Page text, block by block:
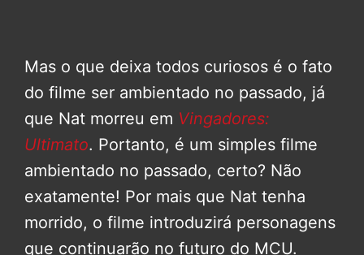
Mas o que deixa todos curiosos é o fato
do filme ser ambientado no passado, já
que Nat morreu em Vingadores:
Ultimato. Portanto, é um simples filme
ambientado no passado, certo? Não
exatamente! Por mais que Nat tenha
morrido, o filme introduzirá personagens
que continuarão no futuro do MCU.